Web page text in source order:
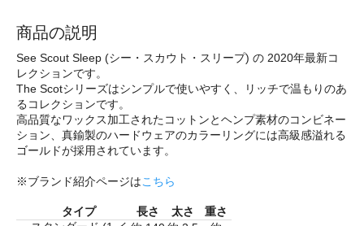
商品の説明
See Scout Sleep (シー・スカウト・スリープ) の 2020年最新コ
レクションです。
The Scotシリーズはシンプルで使いやすく、リッチで温もりのあ
るコレクションです。
高品質なワックス加工されたコットンとヘンプ素材のコンビネー
ション、真鍮製のハードウェアのカラーリングには高級感溢れる
ゴールドが採用されています。
※ブランド紹介ページはこちら
タイプ 長さ 太さ
重さ